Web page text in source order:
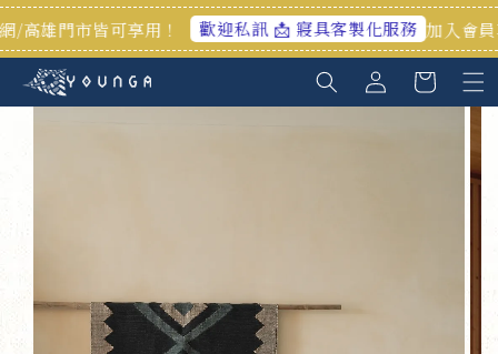
市皆可享用！ 歡迎私訊 📩 寢具客製化服務 加入會員享首